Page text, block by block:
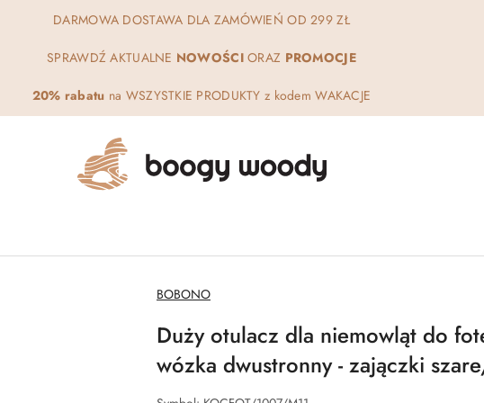
DARMOWA DOSTAWA DLA ZAMÓWIEŃ OD 299 ZŁ
SPRAWDŹ AKTUALNE NOWOŚCIORAZ PROMOCJE
20% rabatu na WSZYSTKIE PRODUKTY z kodem WAKACJE
NAZWA
PRODUCENTA:
BOBONO
Duży otulacz dla niemowląt do
wózka dwustronny - zajączki